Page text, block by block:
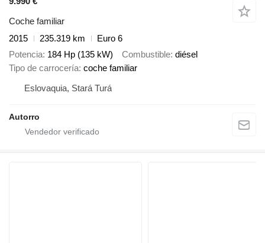
Coche familiar
2015
235.319 km
Euro 6
Potencia 184 Hp (135 kW) Combustible diésel
Tipo de carrocería coche familiar
Eslovaquia, Stará Turá
Autorro